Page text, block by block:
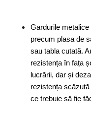
Gardurile
precum plasa de
sau tabla cutată.
rezistența în fața
lucrării, dar și
rezistența
ce trebuie să fie